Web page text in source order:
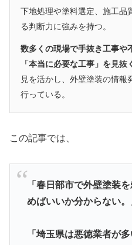
下地処理や塗料選定、施工品
る判断力に強みを持つ。
数多くの現場で手抜き工事や
「本当に必要な工事」を見抜
見を活かし、外壁塗装の情報
行っている。
この記事では、
「春日部市で外壁塗装
めばいいか分からない。
「埼玉県は悪徳業者が